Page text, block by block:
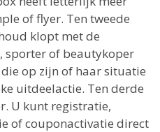
of flyer. Ten tweede
klopt met de
sporter of beautykoper
op zijn of haar situatie
uitdeelactie. Ten derde
U kunt registratie,
of couponactivatie direct